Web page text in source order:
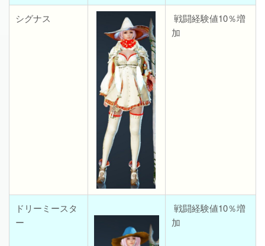
シグナス
戦闘経験値10％増
加
ドリーミースタ
ー
戦闘経験値10％増
加